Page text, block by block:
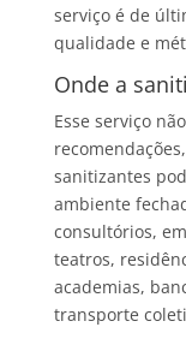
serviço é de
qualidade e
Onde a
Esse serviço
sanitizantes
ambiente
consultórios,
teatros,
academias,
transporte